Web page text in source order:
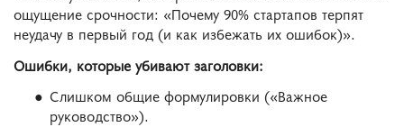
ощущение срочности: «Почему 90% стартапов терпят
неудачу в первый год (и как избежать их ошибок)».
Ошибки, которые убивают заголовки:
Слишком общие формулировки («Важное
руководство»).